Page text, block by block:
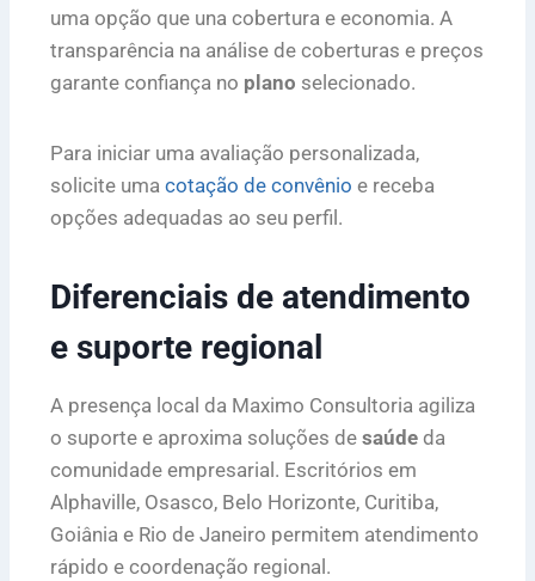
uma opção que una cobertura e economia. A
transparência na análise de coberturas e preços
garante confiança no plano selecionado.
Para iniciar uma avaliação personalizada,
solicite uma cotação de convênio e receba
opções adequadas ao seu perfil.
Diferenciais de atendimento
e suporte regional
A presença local da Maximo Consultoria agiliza
o suporte e aproxima soluções de saúde da
comunidade empresarial. Escritórios em
Alphaville, Osasco, Belo Horizonte, Curitiba,
Goiânia e Rio de Janeiro permitem atendimento
rápido e coordenação regional.